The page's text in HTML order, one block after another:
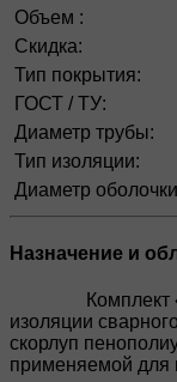
Объем :
Скидка:
Тип покрытия:
ГОСТ / ТУ:
Диаметр трубы:
Тип изоляции:
Диаметр
Назначение и
Комплект
изоляции
скорлуп
применяемой для